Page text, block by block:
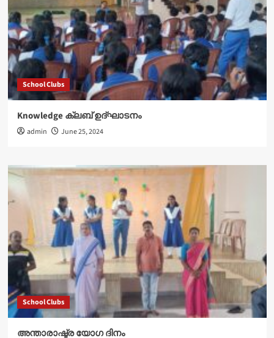
School Clubs
Knowledge ക്ലബ് ഉദ്‌ഘാടനം
admin June 25, 2024
School Clubs
അന്താരാഷ്ട്ര യോഗ ദിനം